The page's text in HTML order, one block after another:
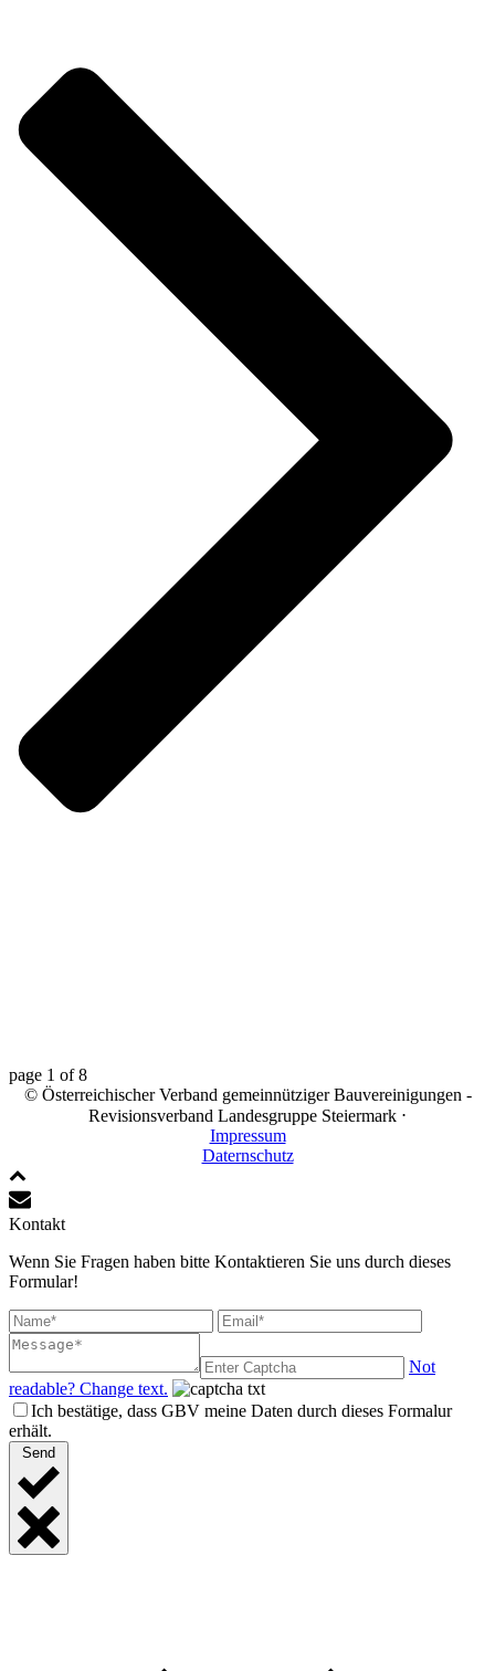
page 1 of8
© Österreichischer Verband gemeinnütziger Bauvereinigungen -
Revisionsverband Landesgruppe Steiermark ⋅
Impressum
Daternschutz
Kontakt
Wenn Sie Fragen haben bitte Kontaktieren Sie uns durch dieses
Formular!
Not
readable? Change text.
Ich bestätige, dass GBV meine Daten durch dieses Formalur
erhält.
Send